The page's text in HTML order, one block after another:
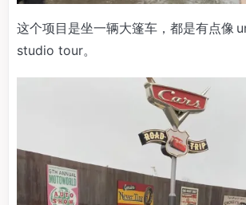
这个项目是坐一辆大篷车，都是有点像
studio tour。